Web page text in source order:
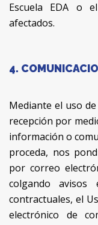
Escuela EDA o
afectados.
4.
Mediante el uso
recepción por
información o
proceda, nos
por correo
colgando
contractuales, el
electrónico de